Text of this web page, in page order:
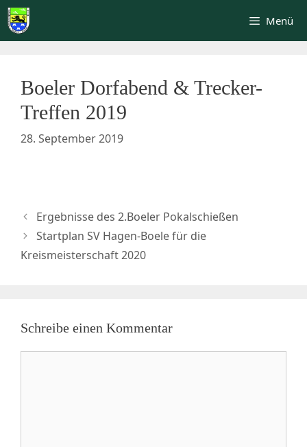
Zum
Inhalt
springen
Menü
Boeler Dorfabend & Trecker-
Treffen 2019
28. September 2019
Ergebnisse des 2.Boeler Pokalschießen
Startplan SV Hagen-Boele für die
Kreismeisterschaft 2020
Schreibe einen Kommentar